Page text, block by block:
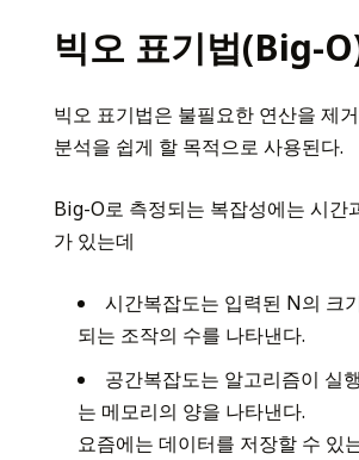
빅오 표기법(Big-
빅오 표기법은 불필요한 연산을 제
분석을 쉽게 할 목적으로 사용된다.
Big-O로 측정되는 복잡성에는 시간
가 있는데
시간복잡도는 입력된 N의 크
되는 조작의 수를 나타낸다.
공간복잡도는 알고리즘이 실
는 메모리의 양을 나타낸다.
요즘에는 데이터를 저장할 수 있